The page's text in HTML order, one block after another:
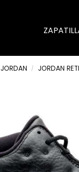
JORDAN / JORDAN